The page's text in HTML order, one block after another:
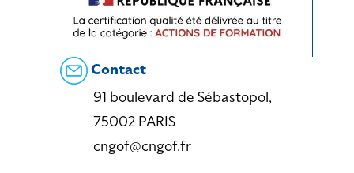
Contact
91 boulevard de Sébastopol,
75002 PARIS
cngof@cngof.fr